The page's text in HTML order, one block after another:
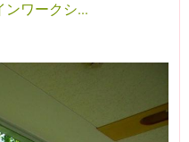
ンワークシ...